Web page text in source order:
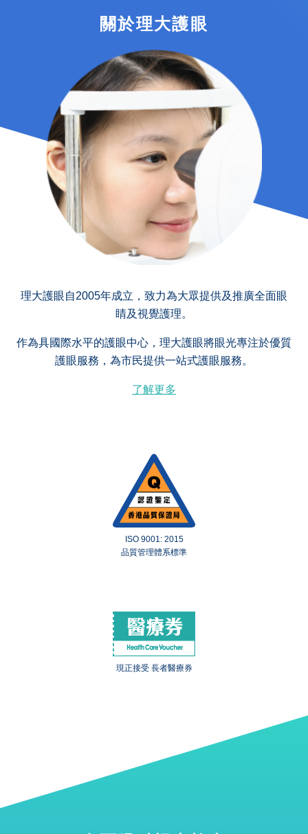
關於理大護眼
理大護眼自2005年成立，致力為大眾提供及推廣全面眼
睛及視覺護理。
作為具國際水平的護眼中心，理大護眼將眼光專注於優質
護眼服務，為市民提供一站式護眼服務。
了解更多
ISO 9001: 2015
品質管理體系標準
現正接受 長者醫療券